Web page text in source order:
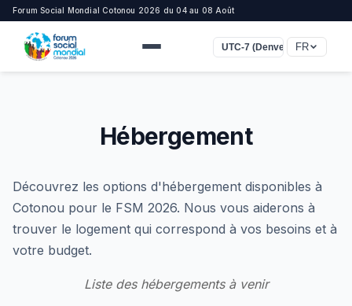
Forum Social Mondial Cotonou 2026 du 04 au 08 Août
UTC-7 (Denver) FR
Hébergement
Découvrez les options d'hébergement disponibles à
Cotonou pour le FSM 2026. Nous vous aiderons à
trouver le logement qui correspond à vos besoins et à
votre budget.
Liste des hébergements à venir